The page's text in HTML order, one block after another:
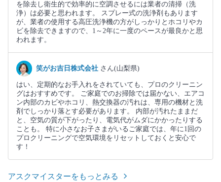
を除去し衛生的で効率的に空調させるには業者の清掃（洗
浄）は必要と思われます。 スプレー式の洗浄剤もあります
が、業者の使用する高圧洗浄機の方がしっかりとホコリやカ
ビを除去できますので、1～2年に一度のペースが最良かと思
われます。
笑がお吉日株式会社 さん(山梨県)
はい、定期的なお手入れをされていても、プロのクリーニン
グはおすすめです。 ご家庭でのお掃除では届かない、エアコ
ン内部のカビやホコリ、熱交換器の汚れは、専用の機材と洗
剤でしっかり落とす必要があります。 内部が汚れたままだ
と、空気の質が下がったり、電気代がムダにかかったりする
ことも。 特に小さなお子さまがいるご家庭では、年に1回の
プロクリーニングで空気環境をリセットしておくと安心で
す！
アスクマイスターをもっとみる